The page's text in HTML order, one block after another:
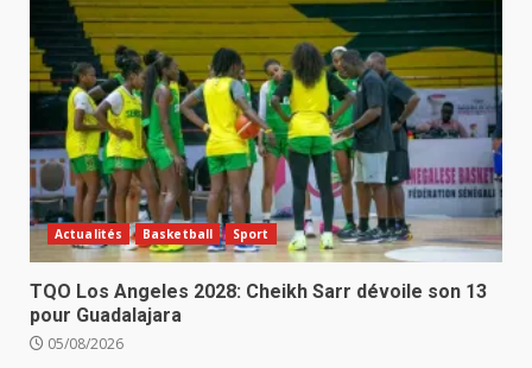
Actualités Basketball Sport
TQO Los Angeles 2028: Cheikh Sarr dévoile son 13
pour Guadalajara
05/08/2026